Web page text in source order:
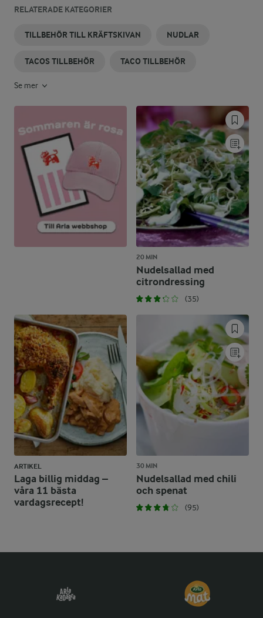
RELATERADE KATEGORIER
TILLBEHÖR TILL KRÄFTSKIVAN NUDLAR
TACOS TILLBEHÖR TACO TILLBEHÖR
Se mer
20 MIN
Nudelsallad med
citrondressing
(35)
ARTIKEL
Laga billig middag –
våra 11 bästa
vardagsrecept!
30 MIN
Nudelsallad med chili
och spenat
(95)